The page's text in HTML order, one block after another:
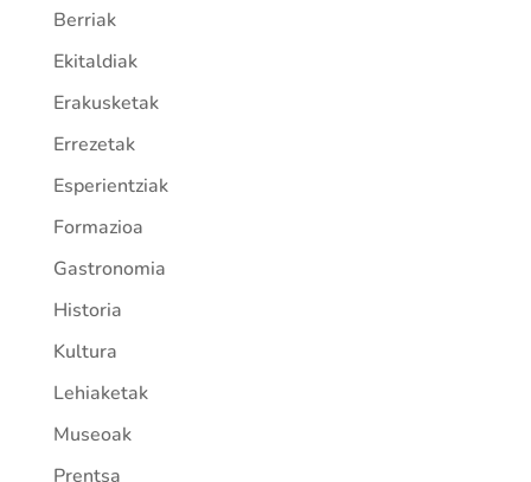
Berriak
Ekitaldiak
Erakusketak
Errezetak
Esperientziak
Formazioa
Gastronomia
Historia
Kultura
Lehiaketak
Museoak
Prentsa